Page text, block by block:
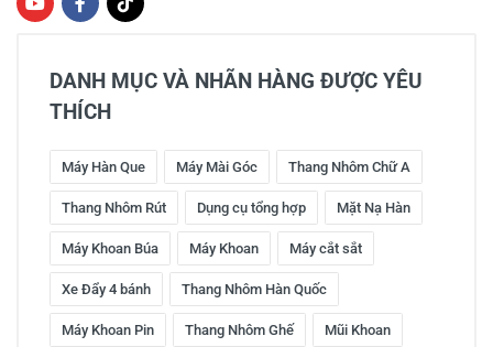
DANH MỤC VÀ NHÃN HÀNG ĐƯỢC YÊU
THÍCH
Máy Hàn Que Máy Mài Góc Thang Nhôm Chữ A
Thang Nhôm Rút Dụng cụ tổng hợp Mặt Nạ Hàn
Máy Khoan Búa Máy Khoan Máy cắt sắt
Xe Đẩy 4 bánh Thang Nhôm Hàn Quốc
Máy Khoan Pin Thang Nhôm Ghế Mũi Khoan